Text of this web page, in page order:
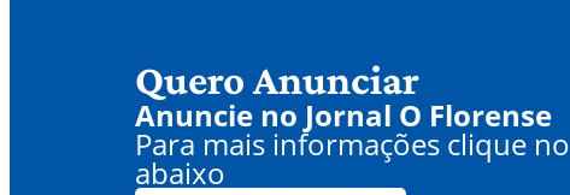
Quero Anunciar
Anuncie no Jornal O Florense
Para mais informações clique
abaixo